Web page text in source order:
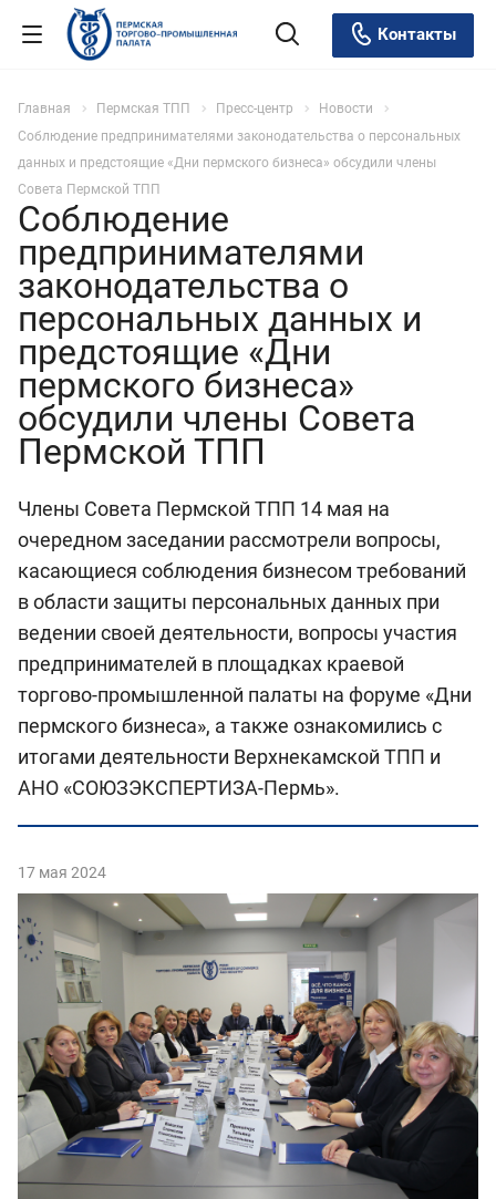
Контакты
Главная Пермская ТПП Пресс-центр
Новости
Соблюдение предпринимателями законодательства о персональных
данных и предстоящие «Дни пермского бизнеса» обсудили члены
Совета Пермской ТПП
Соблюдение
предпринимателями
законодательства о
персональных данных и
предстоящие «Дни
пермского бизнеса»
обсудили члены Совета
Пермской ТПП
Члены Совета Пермской ТПП 14 мая на
очередном заседании рассмотрели вопросы,
касающиеся соблюдения бизнесом требований
в области защиты персональных данных при
ведении своей деятельности, вопросы участия
предпринимателей в площадках краевой
торгово-промышленной палаты на форуме «Дни
пермского бизнеса», а также ознакомились с
итогами деятельности Верхнекамской ТПП и
АНО «СОЮЗЭКСПЕРТИЗА-Пермь».
17 мая 2024